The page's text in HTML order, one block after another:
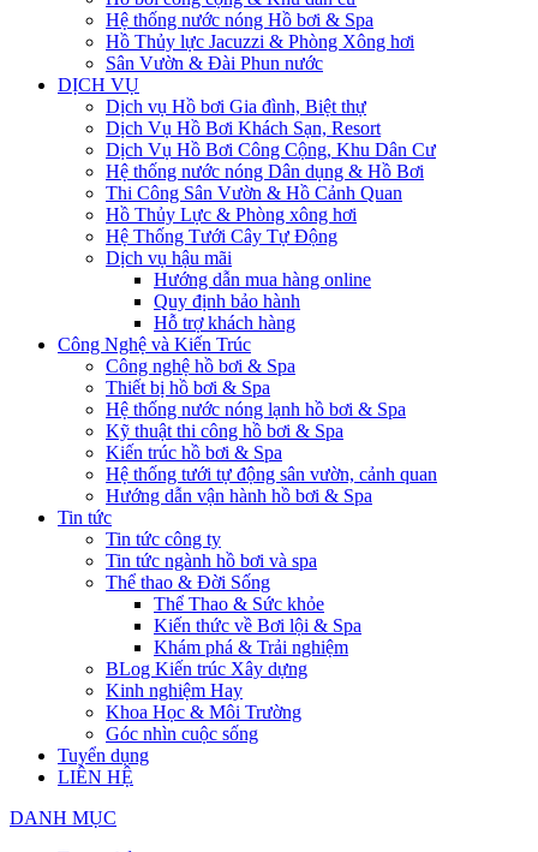
Hệ thống nước nóng Hồ bơi & Spa
Hồ Thủy lực Jacuzzi & Phòng Xông hơi
Sân Vườn & Đài Phun nước
DỊCH VỤ
Dịch vụ Hồ bơi Gia đình, Biệt thự
Dịch Vụ Hồ Bơi Khách Sạn, Resort
Dịch Vụ Hồ Bơi Công Cộng, Khu Dân Cư
Hệ thống nước nóng Dân dụng & Hồ Bơi
Thi Công Sân Vườn & Hồ Cảnh Quan
Hồ Thủy Lực & Phòng xông hơi
Hệ Thống Tưới Cây Tự Động
Dịch vụ hậu mãi
Hướng dẫn mua hàng online
Quy định bảo hành
Hỗ trợ khách hàng
Công Nghệ và Kiến Trúc
Công nghệ hồ bơi & Spa
Thiết bị hồ bơi & Spa
Hệ thống nước nóng lạnh hồ bơi & Spa
Kỹ thuật thi công hồ bơi & Spa
Kiến trúc hồ bơi & Spa
Hệ thống tưới tự động sân vườn, cảnh quan
Hướng dẫn vận hành hồ bơi & Spa
Tin tức
Tin tức công ty
Tin tức ngành hồ bơi và spa
Thể thao & Đời Sống
Thể Thao & Sức khỏe
Kiến thức về Bơi lội & Spa
Khám phá & Trải nghiệm
BLog Kiến trúc Xây dựng
Kinh nghiệm Hay
Khoa Học & Môi Trường
Góc nhìn cuộc sống
Tuyển dụng
LIÊN HỆ
DANH MỤC